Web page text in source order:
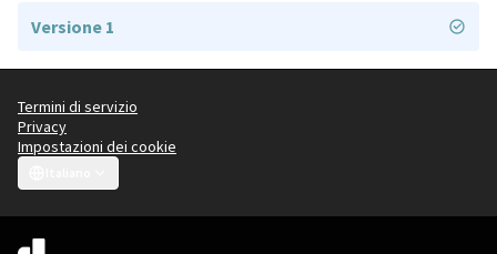
Versione 1
Termini di servizio
Privacy
Impostazioni dei cookie